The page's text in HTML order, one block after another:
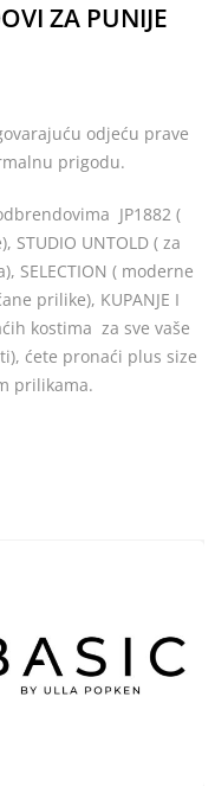
ZA PUNIJE
odjeću prave
prigodu.
JP1882 (
UNTOLD ( za
SELECTION ( moderne
prilike), KUPANJE I
kostima za sve vaše
ćete pronaći plus size
prilikama.